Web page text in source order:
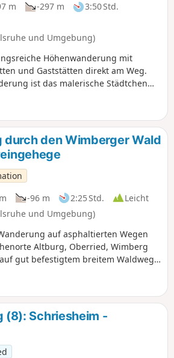
m -297 m
3:50 Std.
und Umgebung)
Höhenwanderung mit
und Gaststätten direkt am Weg.
ist das malerische Städtchen
durch den Wimberger Wald
-96 m 2:25 Std.
Leicht
und Umgebung)
auf asphaltierten Wegen
Altburg, Oberried, Wimberg
gut befestigtem breitem Waldweg
(8): Schriesheim -